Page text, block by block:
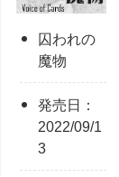
囚われの
魔物
発売日：
2022/09/1
3